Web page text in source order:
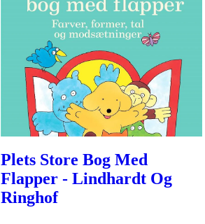
Plets Store Bog Med
Flapper - Lindhardt Og
Ringhof